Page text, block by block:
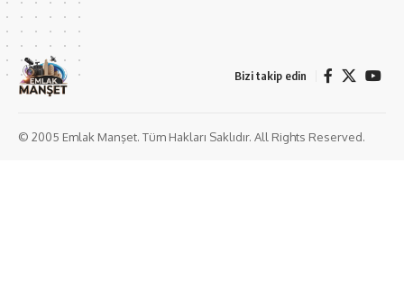
Bizi takip edin
© 2005 Emlak Manşet. Tüm Hakları Saklıdır. All Rights Reserved.